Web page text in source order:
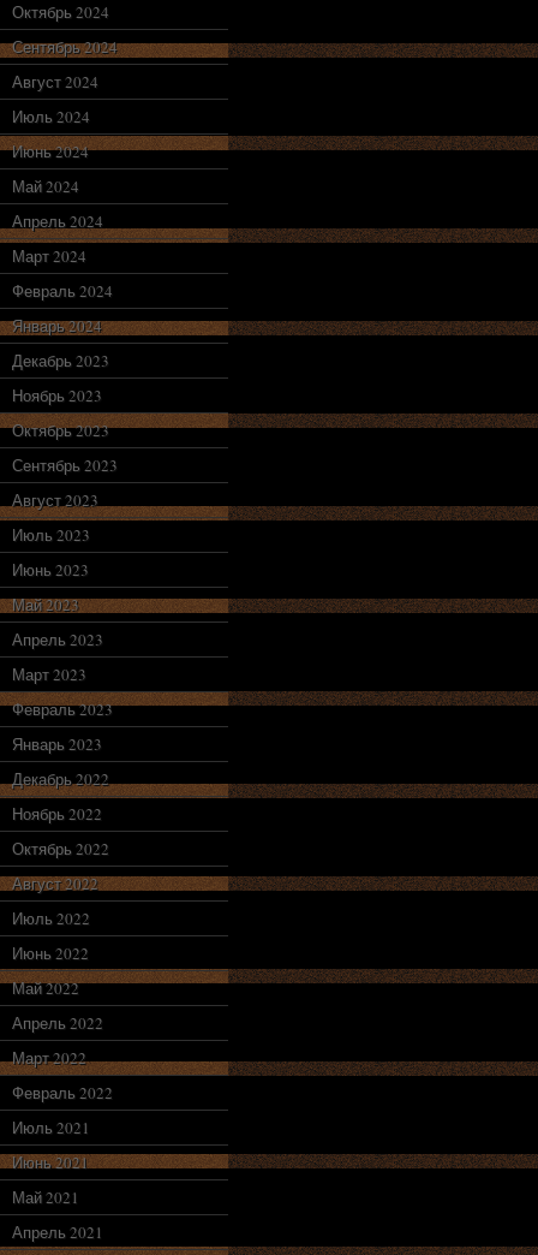
Октябрь 2024
Сентябрь 2024
Август 2024
Июль 2024
Июнь 2024
Май 2024
Апрель 2024
Март 2024
Февраль 2024
Январь 2024
Декабрь 2023
Ноябрь 2023
Октябрь 2023
Сентябрь 2023
Август 2023
Июль 2023
Июнь 2023
Май 2023
Апрель 2023
Март 2023
Февраль 2023
Январь 2023
Декабрь 2022
Ноябрь 2022
Октябрь 2022
Август 2022
Июль 2022
Июнь 2022
Май 2022
Апрель 2022
Март 2022
Февраль 2022
Июль 2021
Июнь 2021
Май 2021
Апрель 2021